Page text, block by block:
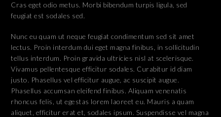
Cras eget odio metus. Morbi bibendum turpis ligula, sed
feugiat est sodales sed.
Nunc eu quam ut neque feugiat condimentum sed sit amet
lectus. Proin interdum dui eget magna finibus, in sollicitudin
tellus interdum. Proin gravida ultricies nisl at scelerisque.
Vivamus pellentesque efficitur sodales. Curabitur id diam
justo. Phasellus vel efficitur augue, ac suscipit augue.
Phasellus accumsan eleifend finibus. Aliquam venenatis
rhoncus felis, ut egestas lorem laoreet eu. Mauris a quam
aliquet, efficitur erat et, sodales ipsum. Suspendisse vel magna